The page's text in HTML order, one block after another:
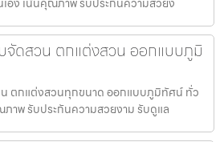
จัดสวน ตกแต่งสวน ออกแบบภูมิ
ตกแต่งสวนทุกขนาด ออกแบบภูมิทัศน์ ทั่ว
ภาพ รับประกันความสวยงาม รับดูแล